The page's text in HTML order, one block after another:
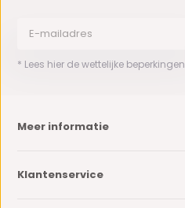
* Lees hier de wettelijke beperkingen
Meer informatie
Klantenservice